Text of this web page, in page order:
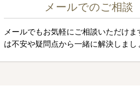
メールでのご相談
メールでもお気軽にご相談いただけま
は不安や疑問点から一緒に解決しまし